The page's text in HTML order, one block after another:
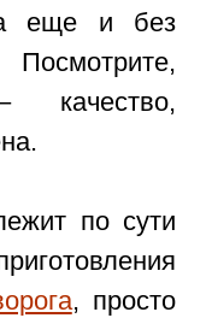
еще и без
качество,
по сути
, просто